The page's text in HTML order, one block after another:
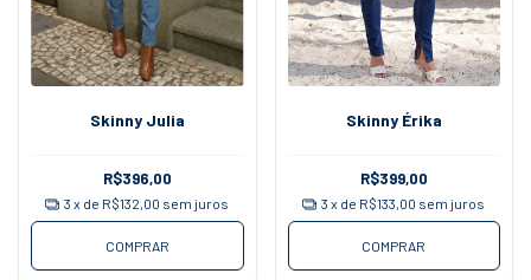
Skinny Julia
R$396,00
3 x de R$132,00 sem juros
COMPRAR
Skinny Érika
R$399,00
3 x de R$133,00 sem juros
COMPRAR